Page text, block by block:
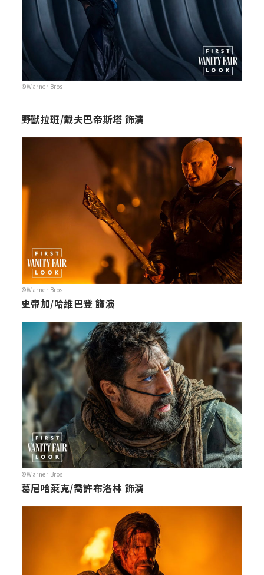
©Warner Bros.
野獸拉班/戴夫巴帝斯塔 飾演
©Warner Bros.
史帝加/哈維巴登 飾演
©Warner Bros.
葛尼哈萊克/喬許布洛林 飾演